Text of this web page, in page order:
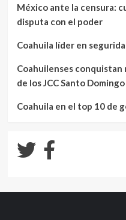
México ante la censura:
disputa con el poder
Coahuila líder en
Coahuilenses
de los JCC Santo
Coahuila en el top 10 de